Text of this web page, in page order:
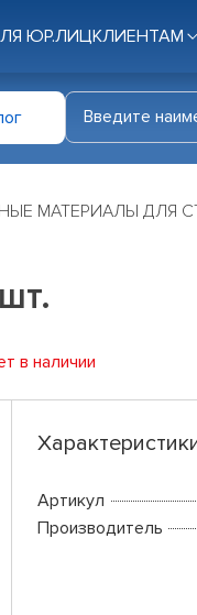
ЮР.ЛИЦКЛИЕНТАМ
МАТЕРИАЛЫ ДЛЯ
в наличии
Артикул
Производитель